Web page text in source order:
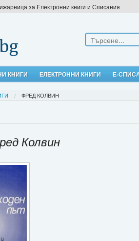
за Електронни книги и Списания
КНИГИ ЕЛЕКТРОННИ КНИГИ Е-
ФРЕД КОЛВИН
Колвин